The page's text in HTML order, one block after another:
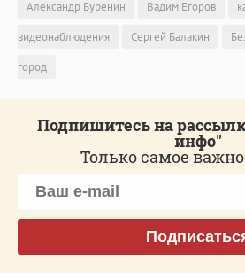
Александр Буренин Вадим Егоров
видеонаблюдения
Сергей Балакин
город
Подпишитесь на
инфо"
Только самое